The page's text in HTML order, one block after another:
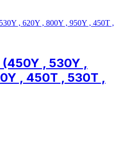
(450Y , 530Y ,
, 450T , 530T ,